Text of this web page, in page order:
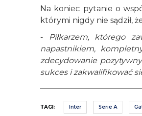
Na koniec pytanie o
którymi nigdy nie sądził,
-
Piłkarzem, którego
napastnikiem,
zdecydowanie
sukces i zakwalifikować
TAGI: Inter Serie A